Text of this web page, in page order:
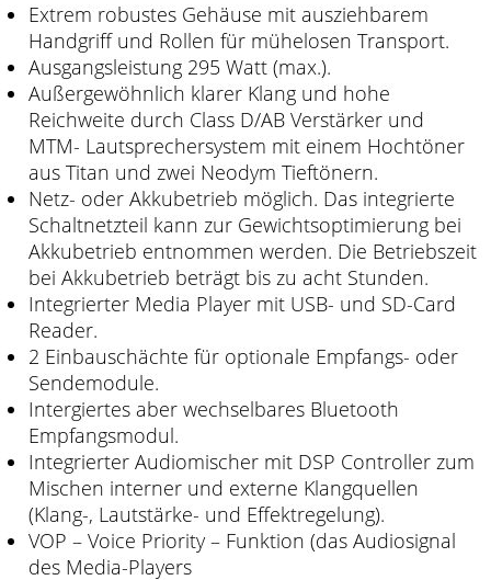
Extrem robustes Gehäuse mit ausziehbarem
Handgriff und Rollen für mühelosen Transport.
Ausgangsleistung 295 Watt (max.).
Außergewöhnlich klarer Klang und hohe
Reichweite durch Class D/AB Verstärker und
MTM- Lautsprechersystem mit einem Hochtöner
aus Titan und zwei Neodym Tieftönern.
Netz- oder Akkubetrieb möglich. Das integrierte
Schaltnetzteil kann zur Gewichtsoptimierung bei
Akkubetrieb entnommen werden. Die Betriebszeit
bei Akkubetrieb beträgt bis zu acht Stunden.
Integrierter Media Player mit USB- und SD-Card
Reader.
2 Einbauschächte für optionale Empfangs- oder
Sendemodule.
Intergiertes aber wechselbares Bluetooth
Empfangsmodul.
Integrierter Audiomischer mit DSP Controller zum
Mischen interner und externe Klangquellen
(Klang-, Lautstärke- und Effektregelung).
VOP – Voice Priority – Funktion (das Audiosignal
des Media-Players